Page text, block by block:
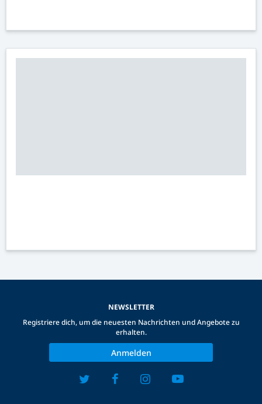
NEWSLETTER
Registriere dich, um die neuesten Nachrichten und Angebote zu
erhalten.
Anmelden